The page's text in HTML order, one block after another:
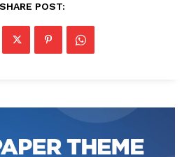
SHARE POST: